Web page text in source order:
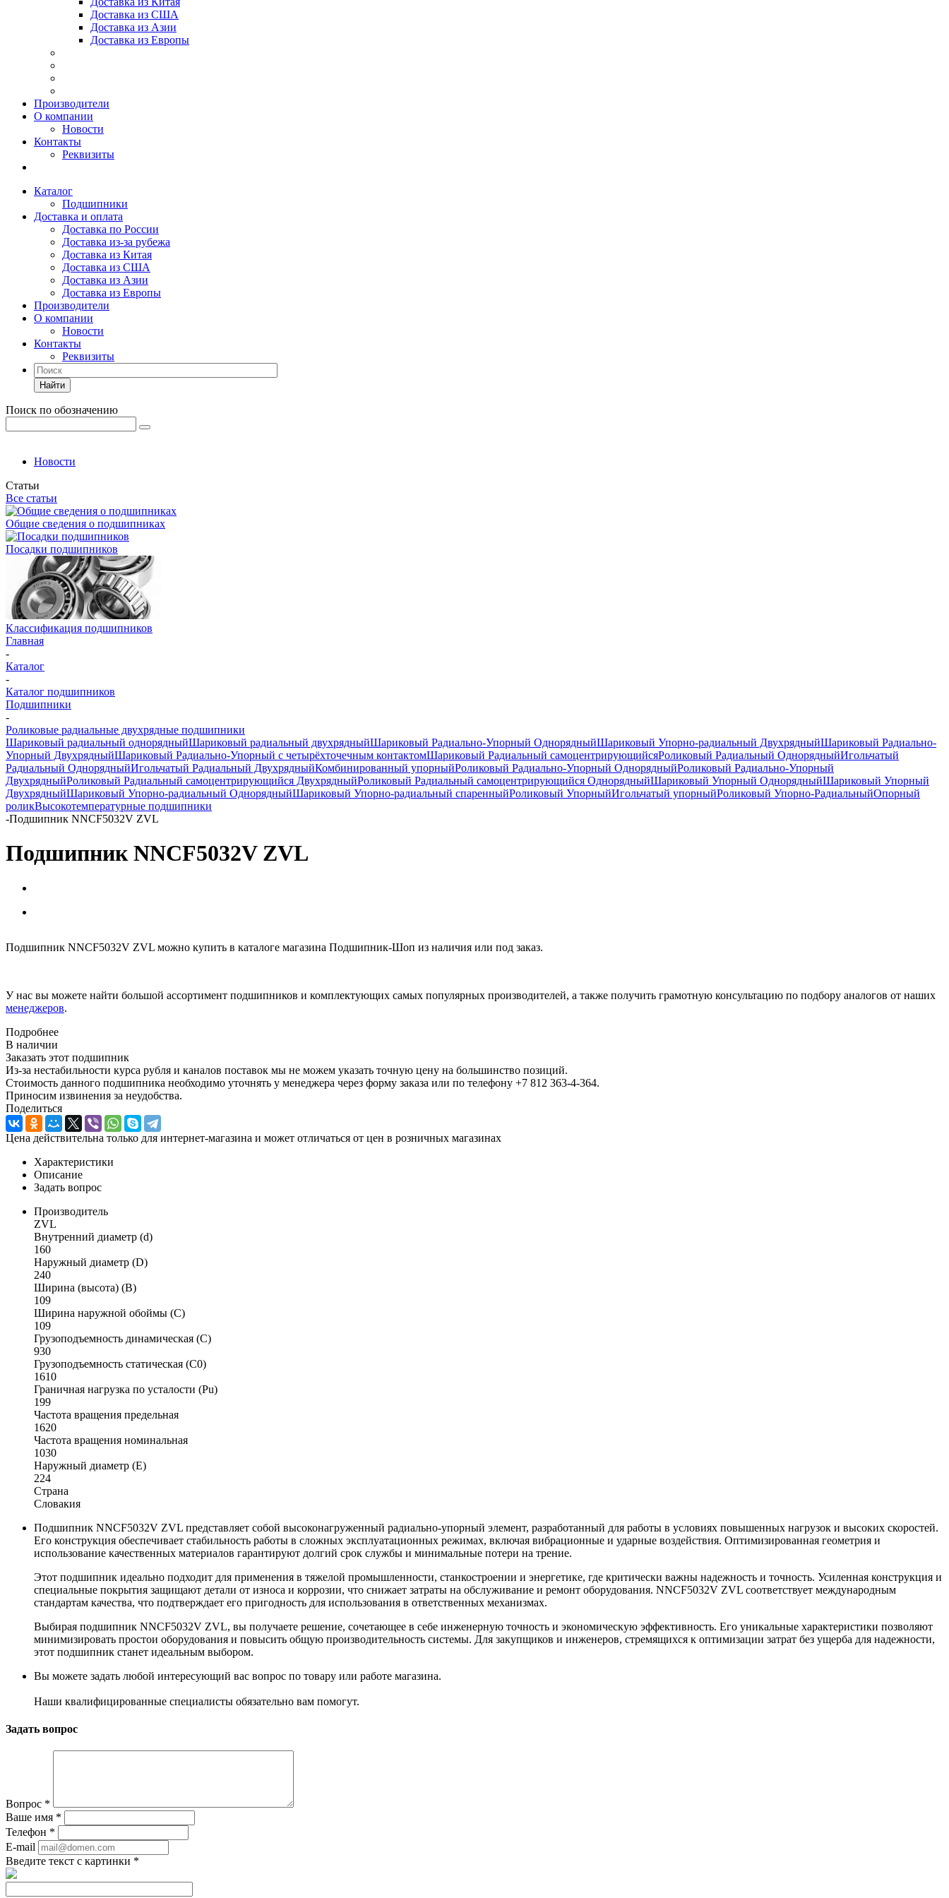
Доставка из США
Доставка из Азии
Доставка из Европы
Производители
О компании
Новости
Контакты
Реквизиты
Каталог
Подшипники
Доставка и оплата
Доставка по России
Доставка из-за рубежа
Доставка из Китая
Доставка из США
Доставка из Азии
Доставка из Европы
Производители
О компании
Новости
Контакты
Реквизиты
Найти
Поиск по обозначению
Новости
Статьи
Все статьи
Общие сведения о подшипниках
Посадки подшипников
Классификация подшипников
Главная
-
Каталог
-
Каталог подшипников
Подшипники
-
Роликовые радиальные двухрядные подшипники
Шариковый радиальный однорядныйШариковый радиальный двухрядныйШариковый Радиально-Упорный ОднорядныйШариковый Упорно-радиальный ДвухрядныйШариковый Радиально-
Упорный ДвухрядныйШариковый Радиально-Упорный с четырёхточечным контактомШариковый Радиальный самоцентрирующийсяРоликовый Радиальный ОднорядныйИгольчатый
Радиальный ОднорядныйИгольчатый Радиальный ДвухрядныйКомбинированный упорныйРоликовый Радиально-Упорный ОднорядныйРоликовый Радиально-Упорный
ДвухрядныйРоликовый Радиальный самоцентрирующийся ДвухрядныйРоликовый Радиальный самоцентрирующийся ОднорядныйШариковый Упорный ОднорядныйШариковый Упорный
ДвухрядныйШариковый Упорно-радиальный ОднорядныйШариковый Упорно-радиальный спаренныйРоликовый УпорныйИгольчатый упорныйРоликовый Упорно-РадиальныйОпорный
роликВысокотемпературные подшипники
-Подшипник NNCF5032V ZVL
Подшипник NNCF5032V ZVL
Подшипник NNCF5032V ZVL можно купить в каталоге магазина Подшипник-Шоп из наличия или под заказ.
У нас вы можете найти большой ассортимент подшипников и комплектующих самых популярных производителей, а также получить грамотную консультацию по подбору аналогов от наших
менеджеров.
Подробнее
В наличии
Заказать этот подшипник
Из-за нестабильности курса рубля и каналов поставок мы не можем указать точную цену на большинство позиций.
Стоимость данного подшипника необходимо уточнять у менеджера через форму заказа или по телефону +7 812 363-4-364.
Приносим извинения за неудобства.
Поделиться
Цена действительна только для интернет-магазина и может отличаться от цен в розничных магазинах
Характеристики
Описание
Задать вопрос
Производитель
ZVL
Внутренний диаметр (d)
160
Наружный диаметр (D)
240
Ширина (высота) (B)
109
Ширина наружной обоймы (C)
109
Грузоподъемность динамическая (C)
930
Грузоподъемность статическая (C0)
1610
Граничная нагрузка по усталости (Pu)
199
Частота вращения предельная
1620
Частота вращения номинальная
1030
Наружный диаметр (E)
224
Страна
Словакия
Подшипник NNCF5032V ZVL представляет собой высоконагруженный радиально-упорный элемент, разработанный для работы в условиях повышенных нагрузок и высоких скоростей.
Его конструкция обеспечивает стабильность работы в сложных эксплуатационных режимах, включая вибрационные и ударные воздействия. Оптимизированная геометрия и
использование качественных материалов гарантируют долгий срок службы и минимальные потери на трение.
Этот подшипник идеально подходит для применения в тяжелой промышленности, станкостроении и энергетике, где критически важны надежность и точность. Усиленная конструкция и
специальные покрытия защищают детали от износа и коррозии, что снижает затраты на обслуживание и ремонт оборудования. NNCF5032V ZVL соответствует международным
стандартам качества, что подтверждает его пригодность для использования в ответственных механизмах.
Выбирая подшипник NNCF5032V ZVL, вы получаете решение, сочетающее в себе инженерную точность и экономическую эффективность. Его уникальные характеристики позволяют
минимизировать простои оборудования и повысить общую производительность системы. Для закупщиков и инженеров, стремящихся к оптимизации затрат без ущерба для надежности,
этот подшипник станет идеальным выбором.
Вы можете задать любой интересующий вас вопрос по товару или работе магазина.
Наши квалифицированные специалисты обязательно вам помогут.
Задать вопрос
Вопрос *
Ваше имя *
Телефон *
E-mail
Введите текст с картинки *